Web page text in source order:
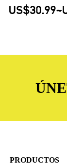
Hombre Naranja
US$30.99~
PRODUCTOS